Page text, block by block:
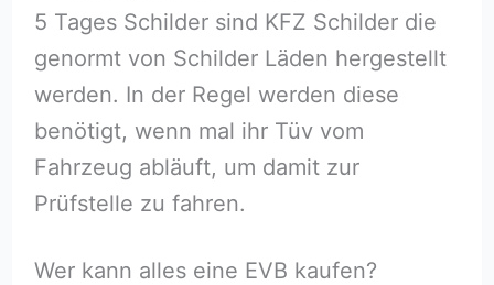
5 Tages Schilder sind KFZ Schilder die
genormt von Schilder Läden hergestellt
werden. In der Regel werden diese
benötigt, wenn mal ihr Tüv vom
Fahrzeug abläuft, um damit zur
Prüfstelle zu fahren.
Wer kann alles eine EVB kaufen?